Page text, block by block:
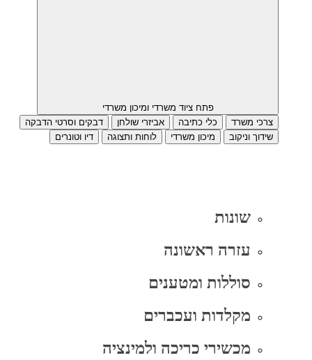
פתח ציוד משרדי ומיכון משרדי
צרכי משרד
כלי כתיבה אביזרי שולחן
דבקים וסרטי הדבקה
שידוך וניקוב
מיכון משרדי לוחות ותצוגה דיו וטונרים
שונות
עזרה ראשונה
סוללות ומטענים
מקלדות ועכברים
מכשירי כריכה ולמינציה